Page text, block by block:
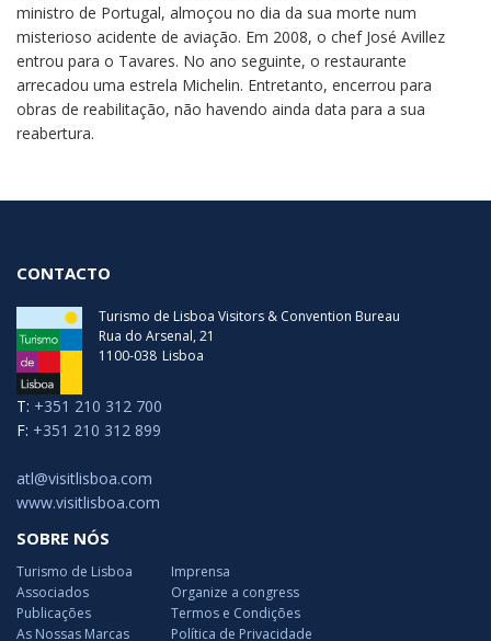
ministro de Portugal, almoçou no dia da sua morte num
misterioso acidente de aviação. Em 2008, o chef José Avillez
entrou para o Tavares. No ano seguinte, o restaurante
arrecadou uma estrela Michelin. Entretanto, encerrou para
obras de reabilitação, não havendo ainda data para a sua
reabertura.
CONTACTO
Turismo de Lisboa Visitors & Convention Bureau
Rua do Arsenal, 21
1100-038 Lisboa
T: +351 210 312 700
F: +351 210 312 899
atl@visitlisboa.com
www.visitlisboa.com
SOBRE NÓS
Turismo de Lisboa
Associados
Publicações
As Nossas Marcas
Imprensa
Organize a congress
Termos e Condições
Política de Privacidade